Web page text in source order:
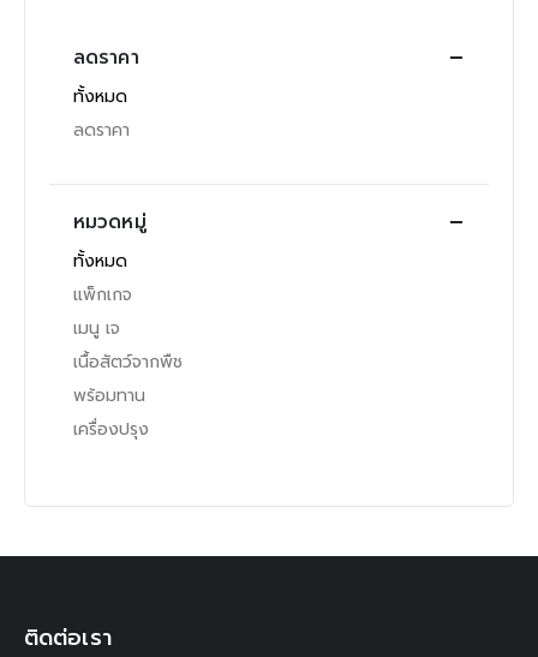
ลดราคา
ทั้งหมด
ลดราคา
หมวดหมู่
ทั้งหมด
แพ็กเกจ
เมนู เจ
เนื้อสัตว์จากพืช
พร้อมทาน
เครื่องปรุง
ติดต่อเรา